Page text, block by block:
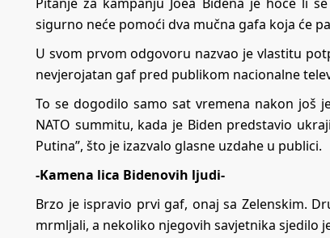
sigurno neće pomoći dva mučna gafa koja će
U svom prvom odgovoru nazvao je vlastitu
nevjerojatan gaf pred publikom nacionalne
To se dogodilo samo sat vremena nakon još
NATO summitu, kada je Biden predstavio
Putina”, što je izazvalo glasne uzdahe u publici.
-Kamena lica Bidenovih ljudi-
Brzo je ispravio prvi gaf, onaj sa Zelenskim.
mrmljali, a nekoliko njegovih savjetnika sjedilo